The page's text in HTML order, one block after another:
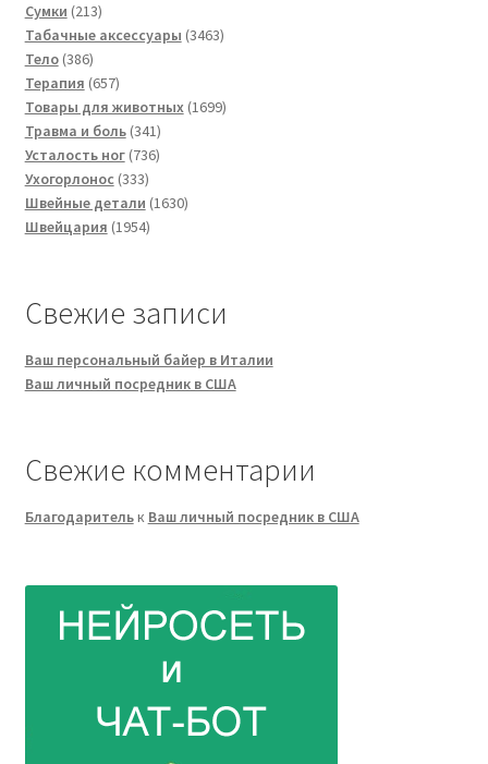
товаров
Сумки 213213
товаров
Табачные аксессуары 34633463
Тело 386386
товаров
Терапия 657657
товаров
Товары для животных 16991699
Травма и боль 341341
товар
Усталость ног 736736
Ухогорлонос 333333
товара
Швейные детали 16301630
Швейцария 19541954
Свежие записи
Ваш персональный байер в Италии
Ваш личный посредник в США
Свежие комментарии
Благодарительк Ваш личный посредник в США